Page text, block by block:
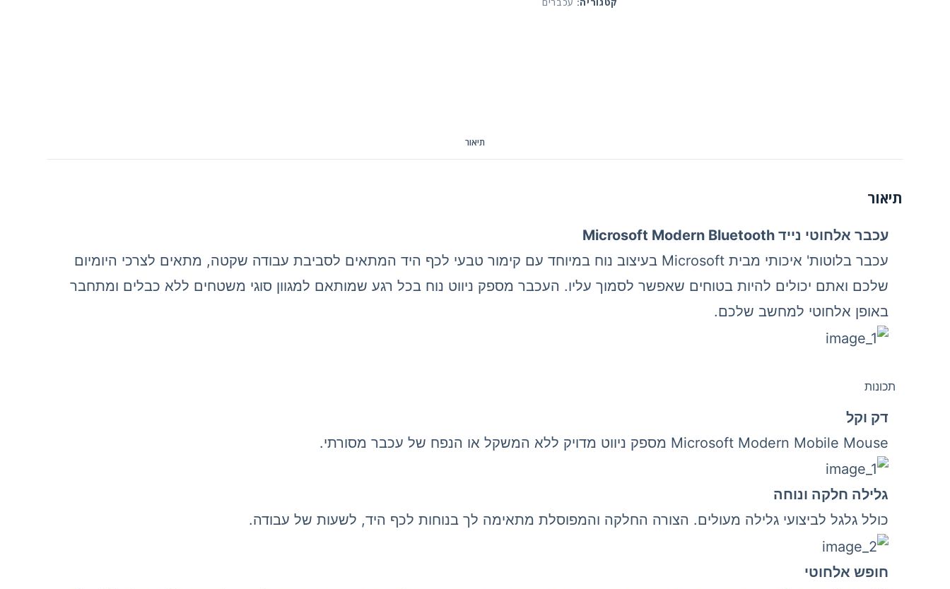
תיאור
תיאור
עכבר אלחוטי נייד Microsoft Modern Bluetooth
עכבר בלוטות' איכותי מבית Microsoft בעיצוב נוח במיוחד עם קימור טבעי לכף היד המתאים לסביבת עבודה שקטה, מתאים לצרכי היומיום
שלכם ואתם יכולים להיות בטוחים שאפשר לסמוך עליו. העכבר מספק ניווט נוח בכל רגע שמותאם למגוון סוגי משטחים ללא כבלים ומתחבר
באופן אלחוטי למחשב שלכם.
תכונות
דק וקל
Microsoft Modern Mobile Mouse‎ מספק ניווט מדויק ללא המשקל או הנפח של עכבר מסורתי.
גלילה חלקה ונוחה
כולל גלגל לביצועי גלילה מעולים. הצורה החלקה והמפוסלת מתאימה לך בנוחות לכף היד, לשעות של עבודה.
חופש אלחוטי